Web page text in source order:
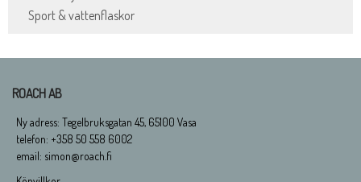
Sport & vattenflaskor
ROACH AB
Ny adress: Tegelbruksgatan 45, 65100 Vasa
telefon: +358 50 558 6002
email: simon@roach.fi